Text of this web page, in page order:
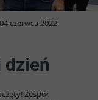
04 czerwca 2022
Zespół